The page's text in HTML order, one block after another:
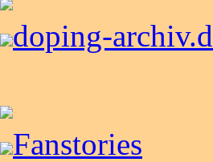
doping-
Fanstories